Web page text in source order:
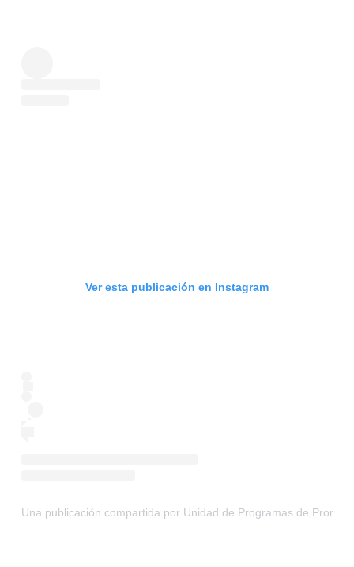
Ver esta publicación en Instagram
Una publicación compartida por Unidad de Programas de